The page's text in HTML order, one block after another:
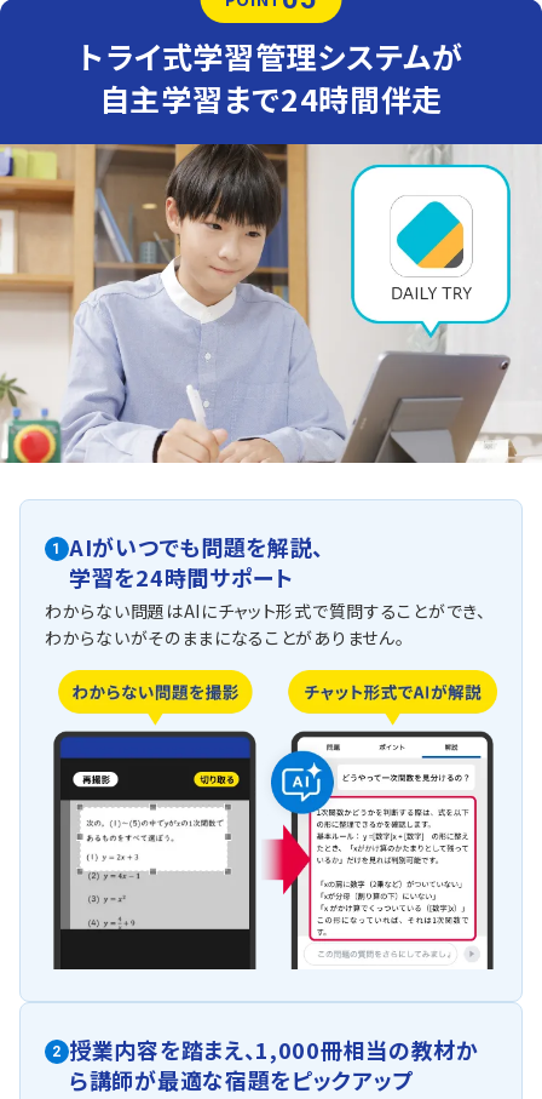
トライ式学習管理システムが
自主学習まで24時間伴走
1
AIがいつでも問題を解説、
学習を24時間サポート
わからない問題はAIにチャット形式で質問することができ、
わからないがそのままになることがありません。
2 授業内容を踏まえ、1,000冊相当の教材か
ら講師が最適な宿題をピックアップ